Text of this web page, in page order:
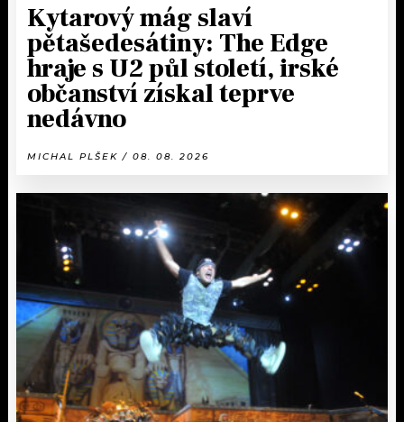
Kytarový mág slaví
pětašedesátiny: The Edge
hraje s U2 půl století, irské
občanství získal teprve
nedávno
MICHAL PLŠEK / 08. 08. 2026